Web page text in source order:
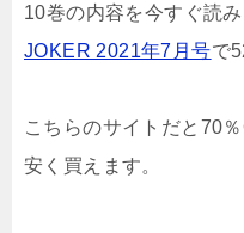
10巻の内容を今すぐ読み
JOKER 2021年7月号で
こちらのサイトだと70
安く買えます。